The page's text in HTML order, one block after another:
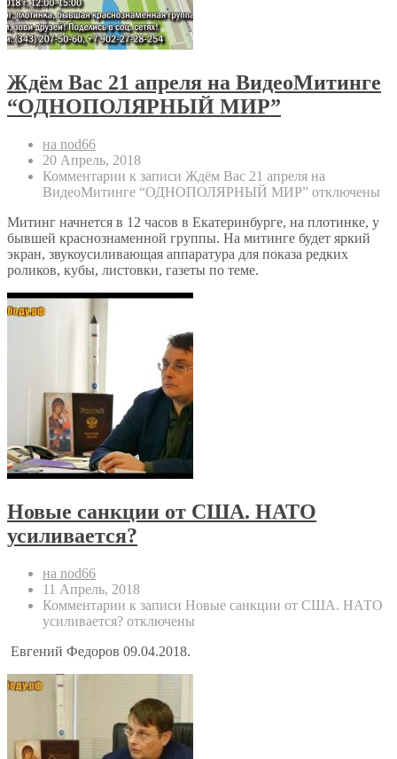
Ждём Вас 21 апреля на ВидеоМитинге
“ОДНОПОЛЯРНЫЙ МИР”
на nod66
20 Апрель, 2018
Комментарии к записи Ждём Вас 21 апреля на
ВидеоМитинге “ОДНОПОЛЯРНЫЙ МИР” отключены
Митинг начнется в 12 часов в Екатеринбурге, на плотинке, у
бывшей краснознаменной группы. На митинге будет яркий
экран, звукоусиливающая аппаратура для показа редких
роликов, кубы, листовки, газеты по теме.
Новые санкции от США. НАТО
усиливается?
на nod66
11 Апрель, 2018
Комментарии к записи Новые санкции от США. НАТО
усиливается? отключены
Евгений Федоров 09.04.2018.